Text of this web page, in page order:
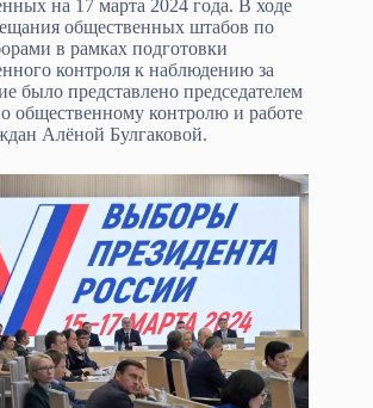
на 17 марта 2024 года. В ходе
общественных штабов по
в рамках подготовки
контроля к наблюдению за
было представлено председателем
контролю и работе
Алёной Булгаковой.